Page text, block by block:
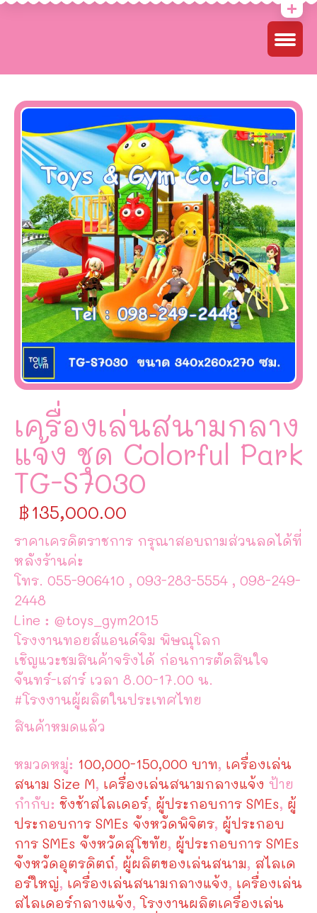
เครื่องเล่นสนามกลาง
แจ้ง ชุด Colorful Park
TG-S7030
฿135,000.00
ราคาเครดิตราชการ กรุณาสอบถามส่วนลดได้ที่
หลังร้านค่ะ
โทร. 055-906410 , 093-283-5554 , 098-249-
2448
Line : @toys_gym2015
โรงงานทอยส์แอนด์จิม พิษณุโลก
เชิญแวะชมสินค้าจริงได้ ก่อนการตัดสินใจ
จันทร์-เสาร์ เวลา 8.00-17.00 น.
#โรงงานผู้ผลิตในประเทศไทย
สินค้าหมดแล้ว
หมวดหมู่: 100,000-150,000 บาท, เครื่องเล่น
สนาม Size M, เครื่องเล่นสนามกลางแจ้ง ป้าย
กำกับ: ชิงช้าสไลเดอร์, ผู้ประกอบการ SMEs, ผู้
ประกอบการ SMEs จังหวัดพิจิตร, ผู้ประกอบ
การ SMEs จังหวัดสุโขทัย, ผู้ประกอบการ SMEs
จังหวัดอุตรดิตถ์, ผู้ผลิตของเล่นสนาม, สไลเด
อร์ใหญ่, เครื่องเล่นสนามกลางแจ้ง, เครื่องเล่น
สไลเดอร์กลางแจ้ง,โรงงานผลิตเครื่องเล่น